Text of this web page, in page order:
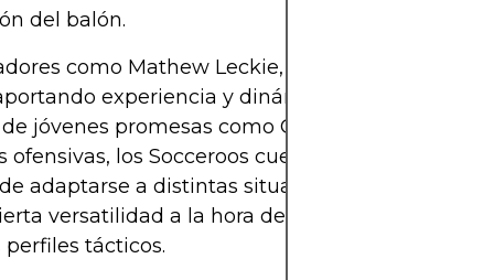
del balón.
como Mathew Leckie, Jackson Irvine, y
experiencia y dinámica en el medio
jóvenes promesas como Garang Kuol que
ofensivas, los Socceroos cuentan con una
adaptarse a distintas situaciones de juego.
versatilidad a la hora de enfrentar
tácticos.